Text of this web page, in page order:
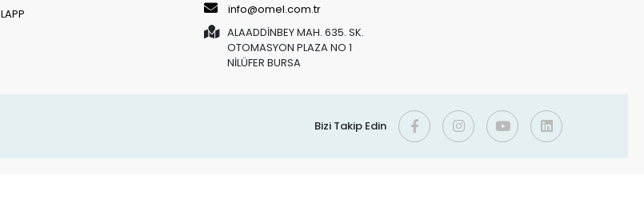
LAPP
info@omel.com.tr
ALAADDİNBEY MAH. 635. SK.
OTOMASYON PLAZA NO 1
NİLÜFER BURSA
Bizi Takip Edin